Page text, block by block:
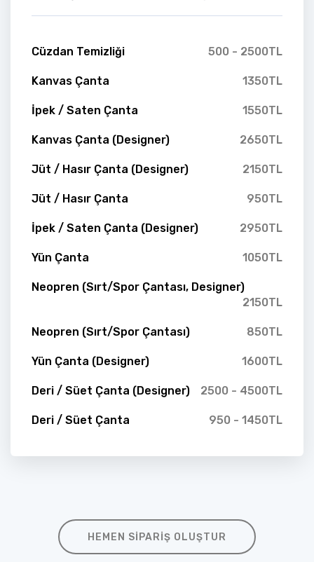
Cüzdan Temizliği 500 - 2500TL
Kanvas Çanta 1350TL
İpek / Saten Çanta 1550TL
Kanvas Çanta (Designer) 2650TL
Jüt / Hasır Çanta (Designer) 2150TL
Jüt / Hasır Çanta 950TL
İpek / Saten Çanta (Designer) 2950TL
Yün Çanta 1050TL
Neopren (Sırt/Spor Çantası, Designer)
2150TL
Neopren (Sırt/Spor Çantası) 850TL
Yün Çanta (Designer) 1600TL
Deri / Süet Çanta (Designer) 2500 - 4500TL
Deri / Süet Çanta 950 - 1450TL
HEMEN SIPARIŞ OLUŞTUR